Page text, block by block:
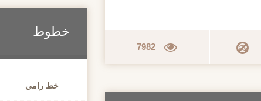
7982
خطوط
خط رامي